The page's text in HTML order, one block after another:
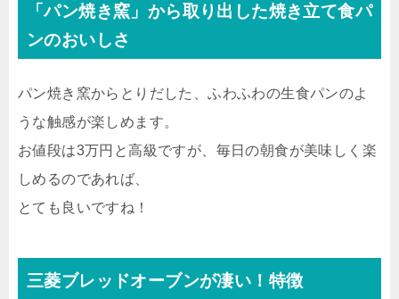
「パン焼き窯」から取り出した焼き立て食パ
ンのおいしさ
パン焼き窯からとりだした、ふわふわの生食パンのよ
うな触感が楽しめます。
お値段は3万円と高級ですが、毎日の朝食が美味しく楽
しめるのであれば、
とても良いですね！
三菱ブレッドオーブンが凄い！特徴